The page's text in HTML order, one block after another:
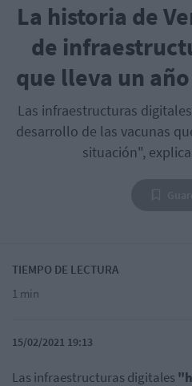
La historia de
de
que lleva un
Las infraestructuras
desarrollo de las vacunas
situación",
TIEMPO DE LECTURA
1 min
15/02/2021 19:13
Las infraestructuras digitales